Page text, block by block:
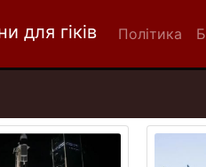
для гіків Політика